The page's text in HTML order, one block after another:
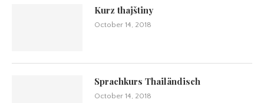
Kurz thajštiny
October 14, 2018
Sprachkurs Thailändisch
October 14, 2018